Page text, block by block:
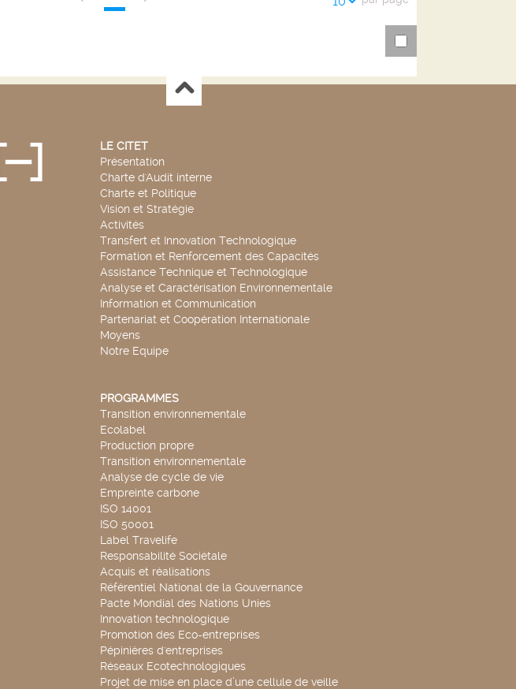
LE CITET
Présentation
Charte d'Audit interne
Charte et Politique
Vision et Stratégie
Activités
Transfert et Innovation Technologique
Formation et Renforcement des Capacités
Assistance Technique et Technologique
Analyse et Caractérisation Environnementale
Information et Communication
Partenariat et Coopération Internationale
Moyens
Notre Equipe
PROGRAMMES
Transition environnementale
Ecolabel
Production propre
Transition environnementale
Analyse de cycle de vie
Empreinte carbone
ISO 14001
ISO 50001
Label Travelife
Responsabilité Sociétale
Acquis et réalisations
Référentiel National de la Gouvernance
Pacte Mondial des Nations Unies
Innovation technologique
Promotion des Eco-entreprises
Pépinières d'entreprises
Réseaux Ecotechnologiques
Projet de mise en place d’une cellule de veille